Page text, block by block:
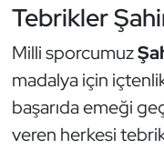
Tebrikler
Milli sporcumuz
madalya için
başarıda emeği
veren herkesi
Oryantiring
Özel Sporcular
Paralimpik